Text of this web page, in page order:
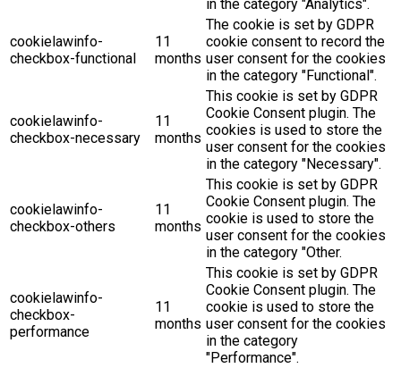
in the category "Analytics".
cookielawinfo-
checkbox-functional
11
months
The cookie is set by GDPR
cookie consent to record the
user consent for the cookies
in the category "Functional".
cookielawinfo-
checkbox-necessary
11
months
This cookie is set by GDPR
Cookie Consent plugin. The
cookies is used to store the
user consent for the cookies
in the category "Necessary".
cookielawinfo-
checkbox-others
11
months
This cookie is set by GDPR
Cookie Consent plugin. The
cookie is used to store the
user consent for the cookies
in the category "Other.
cookielawinfo-
checkbox-
performance
11
months
This cookie is set by GDPR
Cookie Consent plugin. The
cookie is used to store the
user consent for the cookies
in the category
"Performance".